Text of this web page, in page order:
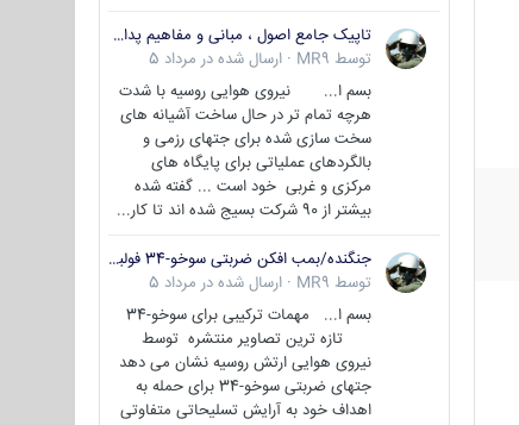
تاپیک جامع اصول ، مبانی و مفاهیم پدافند غیر عامل
توسط MR9
· ارسال شده در مرداد 5
بسم ا... نیروی هوایی روسیه با شدت
هرچه تمام تر در حال ساخت آشیانه های
سخت سازی شده برای جتهای رزمی و
بالگردهای عملیاتی برای پایگاه های
مرکزی و غربی خود است ... گفته شده
بیشتر از 90 شرکت بسیج شده اند تا کار...
جنگنده/بمب افکن ضربتی سوخو-34 فولبک ( Sukhoi Su-34/Fullback)
توسط MR9
· ارسال شده در مرداد 5
بسم ا... مهمات ترکیبی برای سوخو-34
تازه ترین تصاویر منتشره توسط
نیروی هوایی ارتش روسیه نشان می دهد
جتهای ضربتی سوخو-34 برای حمله به
اهداف خود به آرایش تسلیحاتی متفاوتی